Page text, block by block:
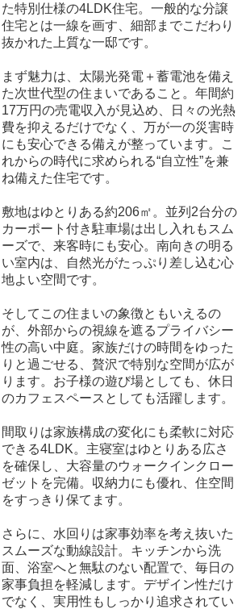
た特別仕様の4LDK住宅。一般的な分譲
住宅とは一線を画す、細部までこだわり
抜かれた上質な一邸です。
まず魅力は、太陽光発電＋蓄電池を備え
た次世代型の住まいであること。年間約
17万円の売電収入が見込め、日々の光熱
費を抑えるだけでなく、万が一の災害時
にも安心できる備えが整っています。こ
れからの時代に求められる“自立性”を兼
ね備えた住宅です。
敷地はゆとりある約206㎡。並列2台分の
カーポート付き駐車場は出し入れもスム
ーズで、来客時にも安心。南向きの明る
い室内は、自然光がたっぷり差し込む心
地よい空間です。
そしてこの住まいの象徴ともいえるの
が、外部からの視線を遮るプライバシー
性の高い中庭。家族だけの時間をゆった
りと過ごせる、贅沢で特別な空間が広が
ります。お子様の遊び場としても、休日
のカフェスペースとしても活躍します。
間取りは家族構成の変化にも柔軟に対応
できる4LDK。主寝室はゆとりある広さ
を確保し、大容量のウォークインクロー
ゼットを完備。収納力にも優れ、住空間
をすっきり保てます。
さらに、水回りは家事効率を考え抜いた
スムーズな動線設計。キッチンから洗
面、浴室へと無駄のない配置で、毎日の
家事負担を軽減します。デザイン性だけ
でなく、実用性もしっかり追求されてい